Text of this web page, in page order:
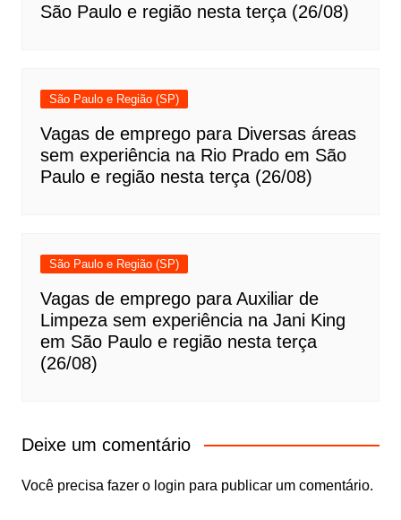
São Paulo e região nesta terça (26/08)
São Paulo e Região (SP)
Vagas de emprego para Diversas áreas
sem experiência na Rio Prado em São
Paulo e região nesta terça (26/08)
São Paulo e Região (SP)
Vagas de emprego para Auxiliar de
Limpeza sem experiência na Jani King
em São Paulo e região nesta terça
(26/08)
Deixe um comentário
Você precisa fazer o login para publicar um comentário.